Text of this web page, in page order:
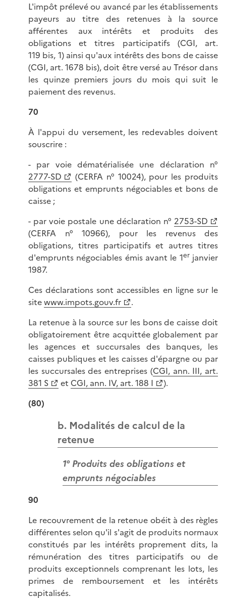
L'impôt prélevé ou avancé par les établissements
payeurs au titre des retenues à la source
afférentes aux intérêts et produits des
obligations et titres participatifs (CGI, art.
119 bis, 1) ainsi qu'aux intérêts des bons de caisse
(CGI, art. 1678 bis), doit être versé au Trésor dans
les quinze premiers jours du mois qui suit le
paiement des revenus.
70
À l'appui du versement, les redevables doivent
souscrire :
- par voie dématérialisée une déclaration n°
2777-SD
(CERFA n° 10024), pour les produits
obligations et emprunts négociables et bons de
caisse ;
- par voie postale une déclaration n° 2753-SD
(CERFA n° 10966), pour les revenus des
obligations, titres participatifs et autres titres
d'emprunts négociables émis avant le 1erjanvier
1987.
Ces déclarations sont accessibles en ligne sur le
sitewww.impots.gouv.fr
.
La retenue à la source sur les bons de caisse doit
obligatoirement être acquittée globalement par
les agences et succursales des banques, les
caisses publiques et les caisses d'épargne ou par
les succursales des entreprises (CGI, ann. III, art.
381 S
et CGI, ann. IV, art. 188 I
).
(80)
b. Modalités de calcul de la
retenue
1° Produits des obligations et
emprunts négociables
90
Le recouvrement de la retenue obéit à des règles
différentes selon qu'il s'agit de produits normaux
constitués par les intérêts proprement dits, la
rémunération des titres participatifs ou de
produits exceptionnels comprenant les lots, les
primes de remboursement et les intérêts
capitalisés.